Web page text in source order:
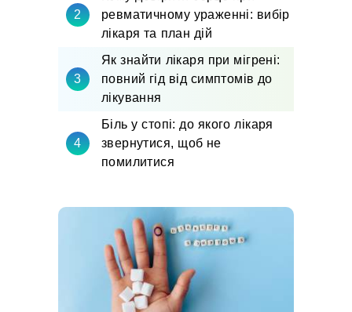
ревматичному ураженні: вибір
лікаря та план дій
Як знайти лікаря при мігрені:
повний гід від симптомів до
лікування
Біль у стопі: до якого лікаря
звернутися, щоб не
помилитися